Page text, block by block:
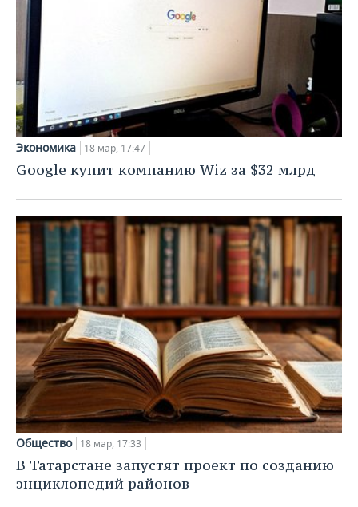
Экономика 18 мар, 17:47
Google купит компанию Wiz за $32 млрд
Общество 18 мар, 17:33
В Татарстане запустят проект по созданию
энциклопедий районов